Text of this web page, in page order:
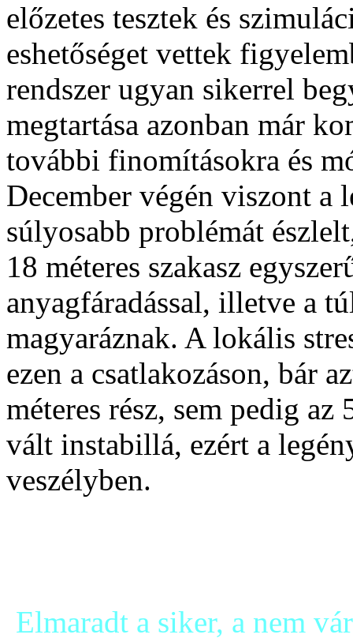
előzetes tesztek és
eshetőséget vettek
rendszer ugyan sikerrel
megtartása azonban már
további finomításokra és
December végén viszont a
súlyosabb problémát
18 méteres szakasz
anyagfáradással, illetve a
magyaráznak. A lokális
ezen a csatlakozáson, bár
méteres rész, sem pedig
vált instabillá, ezért a
veszélyben.
Elmaradt a siker, a nem